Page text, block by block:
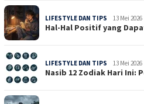
LIFESTYLE DAN TIPS 13 Mei 2026
Hal-Hal Positif yang
LIFESTYLE DAN TIPS 13 Mei 2026
Nasib 12 Zodiak Hari Ini: